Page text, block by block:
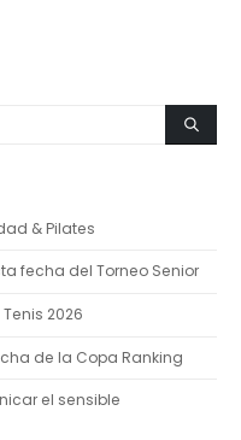
& Pilates
fecha del Torneo Senior
2026
de la Copa Ranking
el sensible